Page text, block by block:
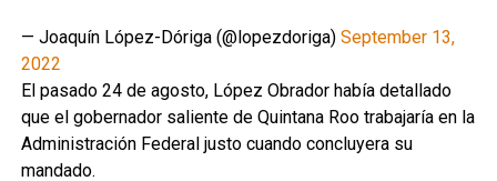
— Joaquín López-Dóriga (@lopezdoriga) September 13,
2022
El pasado 24 de agosto, López Obrador había detallado
que el gobernador saliente de Quintana Roo trabajaría en la
Administración Federal justo cuando concluyera su
mandado.